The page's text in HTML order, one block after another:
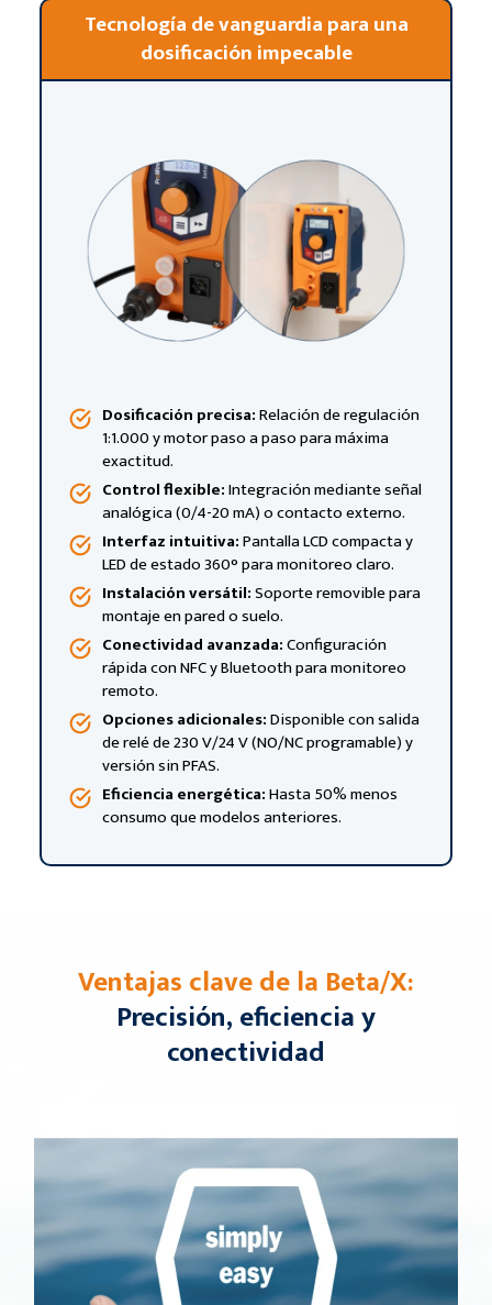
Tecnología de vanguardia para una
dosificación impecable
Dosificación precisa:Relación de regulación
1:1.000 y motor paso a paso para máxima
exactitud.
Control flexible:Integración mediante señal
analógica (0/4-20 mA) o contacto externo.
Interfaz intuitiva:Pantalla LCD compacta y
LED de estado 360° para monitoreo claro.
Instalación versátil:Soporte removible para
montaje en pared o suelo.
Conectividad avanzada:Configuración
rápida con NFC y Bluetooth para monitoreo
remoto.
Opciones adicionales:Disponible con salida
de relé de 230 V/24 V (NO/NC programable) y
versión sin PFAS.
Eficiencia energética:Hasta 50% menos
consumo que modelos anteriores.
Ventajas clave de la Beta/X:
Precisión, eficiencia y
conectividad